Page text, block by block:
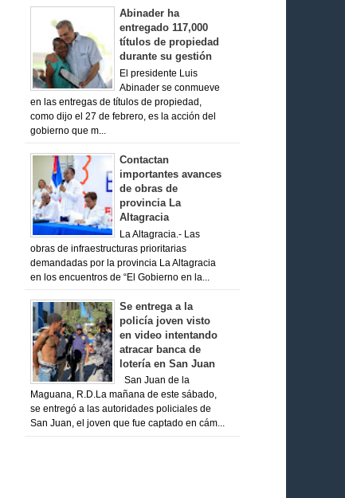
Abinader ha
entregado 117,000
títulos de propiedad
durante su gestión
El presidente Luis
Abinader se conmueve
en las entregas de títulos de propiedad,
como dijo el 27 de febrero, es la acción del
gobierno que m...
Contactan
importantes avances
de obras de
provincia La
Altagracia
La Altagracia.- Las
obras de infraestructuras prioritarias
demandadas por la provincia La Altagracia
en los encuentros de “El Gobierno en la...
Se entrega a la
policía joven visto
en video intentando
atracar banca de
lotería en San Juan
San Juan de la
Maguana, R.D.La mañana de este sábado,
se entregó a las autoridades policiales de
San Juan, el joven que fue captado en cám...